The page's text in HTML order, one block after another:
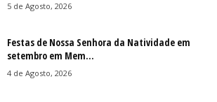
5 de Agosto, 2026
Festas de Nossa Senhora da Natividade em
setembro em Mem...
4 de Agosto, 2026